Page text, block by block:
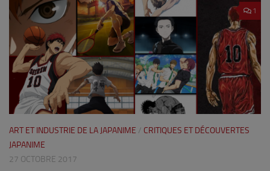
1
ART ET INDUSTRIE DE LA JAPANIME / CRITIQUES ET DÉCOUVERTES
JAPANIME
27 OCTOBRE 2017